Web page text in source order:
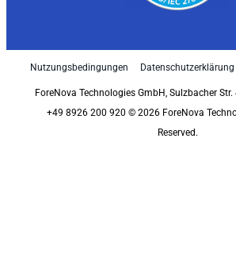
Nutzungsbedingungen Datenschutzerklärung
ForeNova Technologies GmbH, Sulzbacher
+49 8926 200 920 © 2026 ForeNova
Reserved.